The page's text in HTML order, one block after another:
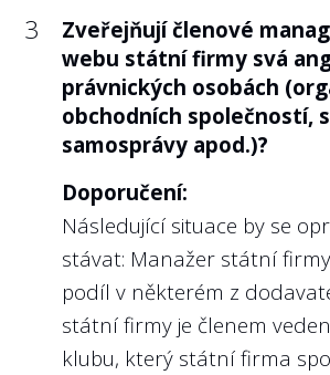
společnosti kotované na
zákona o podnikání na
právě takto transparentní
akcionářům. Podobně
Nejlépe to dělají v/ve:
Lesích České republiky,
3
Zveřejňují členové
webu státní firmy svá
právnických osobách
obchodních společností,
samosprávy apod.)?
Doporučení:
Následující situace by se
stávat: Manažer státní
podíl v některém z
státní firmy je členem
klubu, který státní firma